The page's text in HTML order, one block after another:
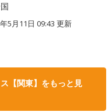
5月11日 09:43 更新
【関東】をもっと見